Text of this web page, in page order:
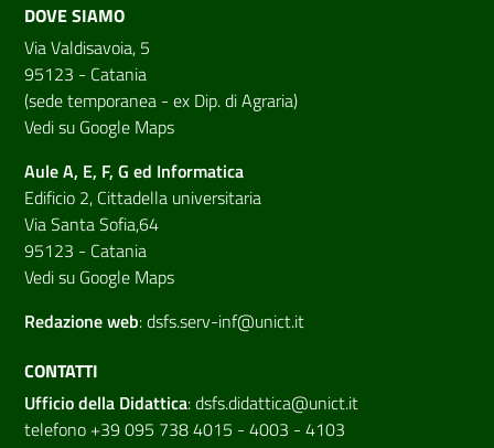
DOVE SIAMO
Via Valdisavoia, 5
95123 - Catania
(sede temporanea - ex Dip. di Agraria)
Vedi su Google Maps
Aule A, E, F, G ed Informatica
Edificio 2, Cittadella universitaria
Via Santa Sofia,64
95123 - Catania
Vedi su Google Maps
Redazione web:dsfs.serv-inf@unict.it
CONTATTI
Ufficio della Didattica:dsfs.didattica@unict.it
telefono +39 095 738 4015 - 4003 - 4103